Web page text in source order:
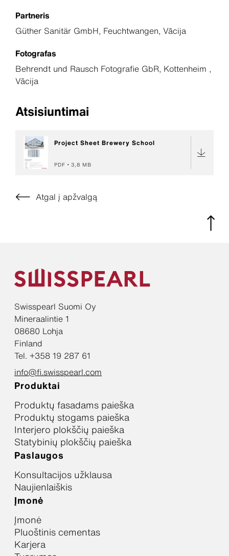
Partneris
Güther Sanitär GmbH, Feuchtwangen, Vācija
Fotografas
Behrendt und Rausch Fotografie GbR, Kottenheim ,
Vācija
Atsisiuntimai
Project Sheet Brewery School
PDF 3,8 MB
Atgal į apžvalgą
Swisspearl Suomi Oy
Mineraalintie 1
08680 Lohja
Finland
Tel. +358 19 287 61
info@fi.swisspearl.com
Produktai
Produktų fasadams paieška
Produktų stogams paieška
Interjero plokščių paieška
Statybinių plokščių paieška
Paslaugos
Konsultacijos užklausa
Naujienlaiškis
Įmonė
Įmonė
Pluoštinis cementas
Karjera